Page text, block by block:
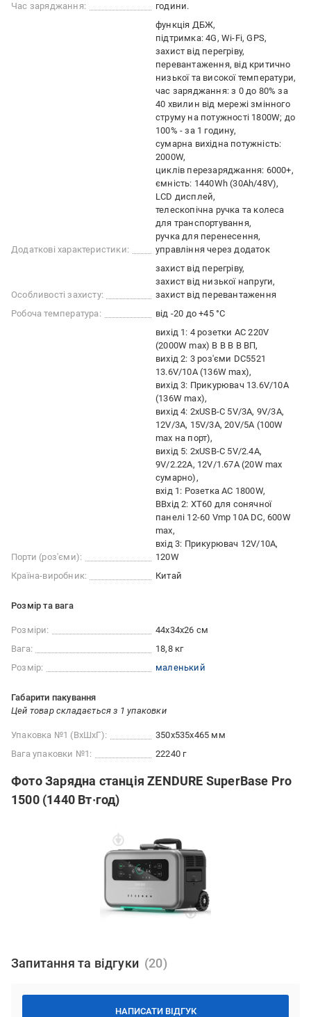
Час заряджання: години.
Додаткові характеристики:
функція ДБЖ
підтримка: 4G, Wi-Fi, GPS
захист від перегріву,
перевантаження, від критично
низької та високої температури
час заряджання: з 0 до 80% за
40 хвилин від мережі змінного
струму на потужності 1800W; до
100% - за 1 годину
сумарна вихідна потужність:
2000W
циклів перезаряджання: 6000+
ємність: 1440Wh (30Ah/48V)
LCD дисплей
телескопічна ручка та колеса
для транспортування
ручка для перенесення
управління через додаток
Особливості захисту:
захист від перегріву
захист від низької напруги
захист від перевантаження
Робоча температура:
від -20 до +45 °C
Порти (роз'єми):
вихід 1: 4 розетки AC 220V
(2000W max) В В В В ВП
вихід 2: 3 роз'єми DC5521
13.6V/10A (136W max)
вихід 3: Прикурювач 13.6V/10A
(136W max)
вихід 4: 2хUSB-C 5V/3A, 9V/3A,
12V/3A, 15V/3A, 20V/5A (100W
max на порт)
вихід 5: 2хUSB-C 5V/2.4A,
9V/2.22A, 12V/1.67A (20W max
сумарно)
вхід 1: Розетка АС 1800W
ВВхід 2: ХТ60 для сонячної
панелі 12-60 Vmp 10А DC, 600W
max
вхід 3: Прикурювач 12V/10A,
120W
Країна-виробник:
Китай
Розмір та вага
Розміри:
44х34х26 см
Вага:
18,8 кг
Розмір:
маленький
Габарити пакування
Цей товар складається з 1 упаковки
Упаковка №1 (ВхШхГ):
350x535x465 мм
Вага упаковки №1:
22240 г
Фото Зарядна станція ZENDURE SuperBase Pro
1500 (1440 Вт·год)
Запитання та відгуки
НАПИСАТИ ВІДГУК